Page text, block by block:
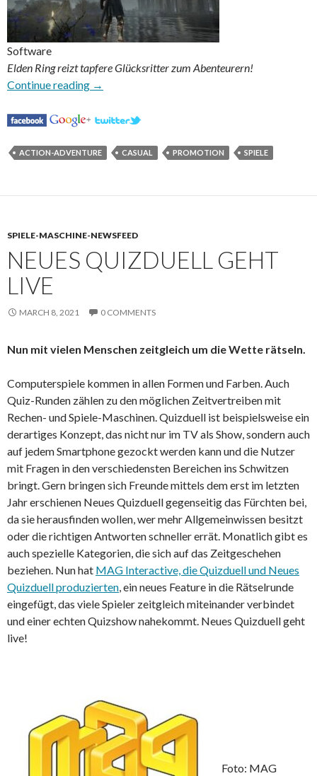
Software
Elden Ring reizt tapfere Glücksritter zum Abenteurern!
Continue reading Zwei Tipps Wie Du als Neuer Spieler in Elden
→
ACTION-ADVENTURE CASUAL PROMOTION SPIELE
SPIELE-MASCHINE-NEWSFEED
NEUES QUIZDUELL GEHT
LIVE
MARCH 8, 2021 0 COMMENTS
Nun mit vielen Menschen zeitgleich um die Wette rätseln.
Computerspiele kommen in allen Formen und Farben. Auch
Quiz-Runden zählen zu den möglichen Zeitvertreiben mit
Rechen- und Spiele-Maschinen. Quizduell ist beispielsweise ein
derartiges Konzept, das nicht nur im TV als Show, sondern auch
auf jedem Smartphone gezockt werden kann und die Nutzer
mit Fragen in den verschiedensten Bereichen ins Schwitzen
bringt. Gern bringen sich Freunde mittels dem erst im letzten
Jahr erschienen Neues Quizduell gegenseitig das Fürchten bei,
da sie herausfinden wollen, wer mehr Allgemeinwissen besitzt
oder die richtigen Antworten schneller errät. Monatlich gibt es
auch spezielle Kategorien, die sich auf das Zeitgeschehen
beziehen. Nun hat MAG Interactive, die Quizduell und Neues
Quizduell produzierten, ein neues Feature in die Rätselrunde
eingefügt, das viele Spieler zeitgleich miteinander verbindet
und einer echten Quizshow nahekommt. Neues Quizduell geht
live!
Foto: MAG